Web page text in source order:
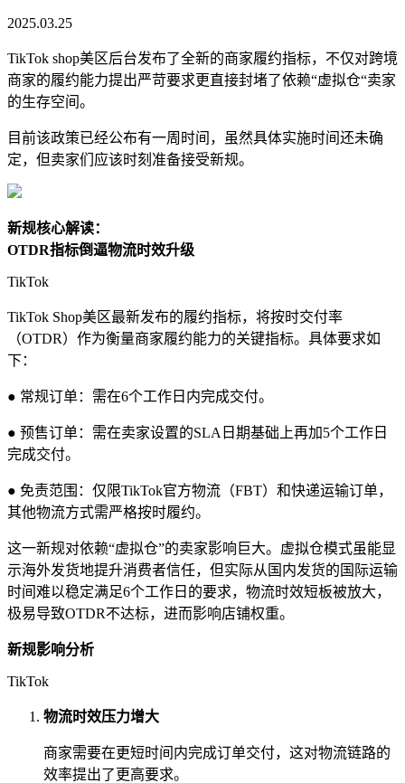
2025.03.25
TikTok shop美区后台发布了全新的商家履约指标，不仅对跨境
商家的履约能力提出严苛要求更直接封堵了依赖“虚拟仓“卖家
的生存空间。
目前该政策已经公布有一周时间，虽然具体实施时间还未确
定，但卖家们应该时刻准备接受新规。
新规核心解读：
OTDR指标倒逼物流时效升级
TikTok
TikTok Shop美区最新发布的履约指标，将按时交付率
（OTDR）作为衡量商家履约能力的关键指标。具体要求如
下：
● 常规订单：需在6个工作日内完成交付。
● 预售订单：需在卖家设置的SLA日期基础上再加5个工作日
完成交付。
● 免责范围：仅限TikTok官方物流（FBT）和快递运输订单，
其他物流方式需严格按时履约。
这一新规对依赖“虚拟仓”的卖家影响巨大。虚拟仓模式虽能显
示海外发货地提升消费者信任，但实际从国内发货的国际运输
时间难以稳定满足6个工作日的要求，物流时效短板被放大，
极易导致OTDR不达标，进而影响店铺权重。
新规影响分析
TikTok
物流时效压力增大
商家需要在更短时间内完成订单交付，这对物流链路的
效率提出了更高要求。